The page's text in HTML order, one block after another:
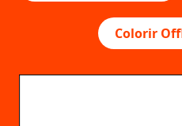
Colorir